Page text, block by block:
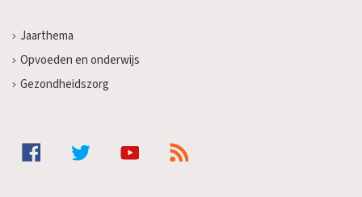
Jaarthema
Opvoeden en onderwijs
Gezondheidszorg